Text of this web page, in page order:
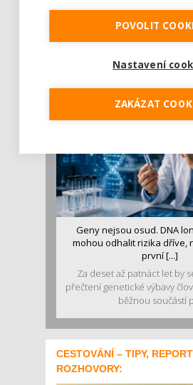
Je jen pro sportovce,
stravě ho mám dostatek.
Pojem protein již nějakou
se o ně...
Geny nejsou osud. DNA
mohou odhalit rizika dříve,
první [...]
Za deset až patnáct let by
přečtení genetické výbavy
běžnou součástí
CESTOVÁNÍ – TIPY,
ROZHOVORY:
POVOLIT
Nastavení
ZAKÁZAT